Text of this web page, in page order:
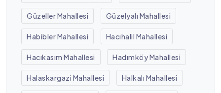
Güzeller Mahallesi Güzelyalı Mahallesi
Habibler Mahallesi Hacıhalil Mahallesi
Hacıkasım Mahallesi Hadımköy Mahallesi
Halaskargazi Mahallesi Halkalı Mahallesi